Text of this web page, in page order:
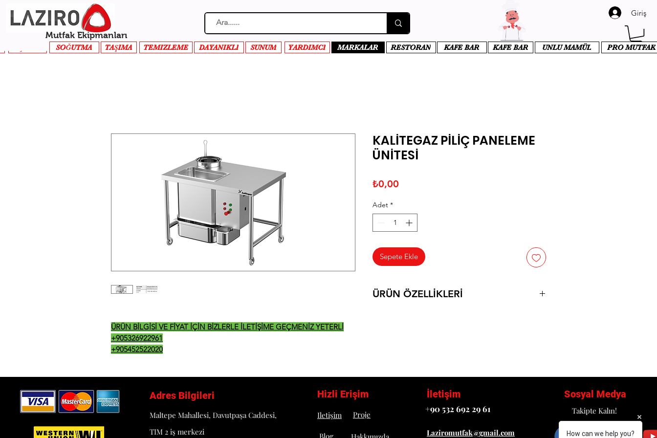
Mutfak Ekipmanları
Giriş
SOĞUTMA TAŞIMA TEMIZLEME DAYANIKLI SUNUM YARDIMCI MARKALAR RESTORAN KAFE BAR KAFE BAR UNLU MAMÜL PRO MUTFAK
ÜRÜN BİLGİSİ VE FİYAT İÇİN BİZLERLE İLETİŞİME GEÇMENİZ YETERLİ
+905326922961
+905452522020
KALİTEGAZ PİLİÇ PANELEME
ÜNİTESİ
₺0,00
Adet *
Sepete Ekle
ÜRÜN ÖZELLİKLERİ
topakların kolayca ayrıştırılmasını sağlar.
• Ergonomik yapısı ve tekerlekli gövdesi sayesinde
kullanım kolaylığı sağlar.
• Güçlü motoru ve helezon fırçası ile topak halindeki
hızlıca tahliye eder ve kullanılabilecek temiz unu alt
Adres Bilgileri
Maltepe Mahallesi, Davutpaşa Caddesi,
TIM 2 iş merkezi
Hizli Erişim İletişim
Iletişim Proje
+90 532 692 29 61
Laziromutfak@gmail.com
Sosyal Medya
Takipte Kalın!
How can we help you?